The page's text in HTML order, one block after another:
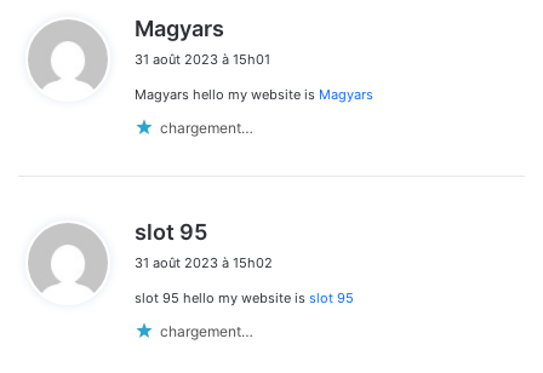
Magyars
t
31 août 2023 à 15h01
Magyars hello my website is Magyars
chargement…
slot 95
t
31 août 2023 à 15h02
slot 95 hello my website is slot 95
chargement…